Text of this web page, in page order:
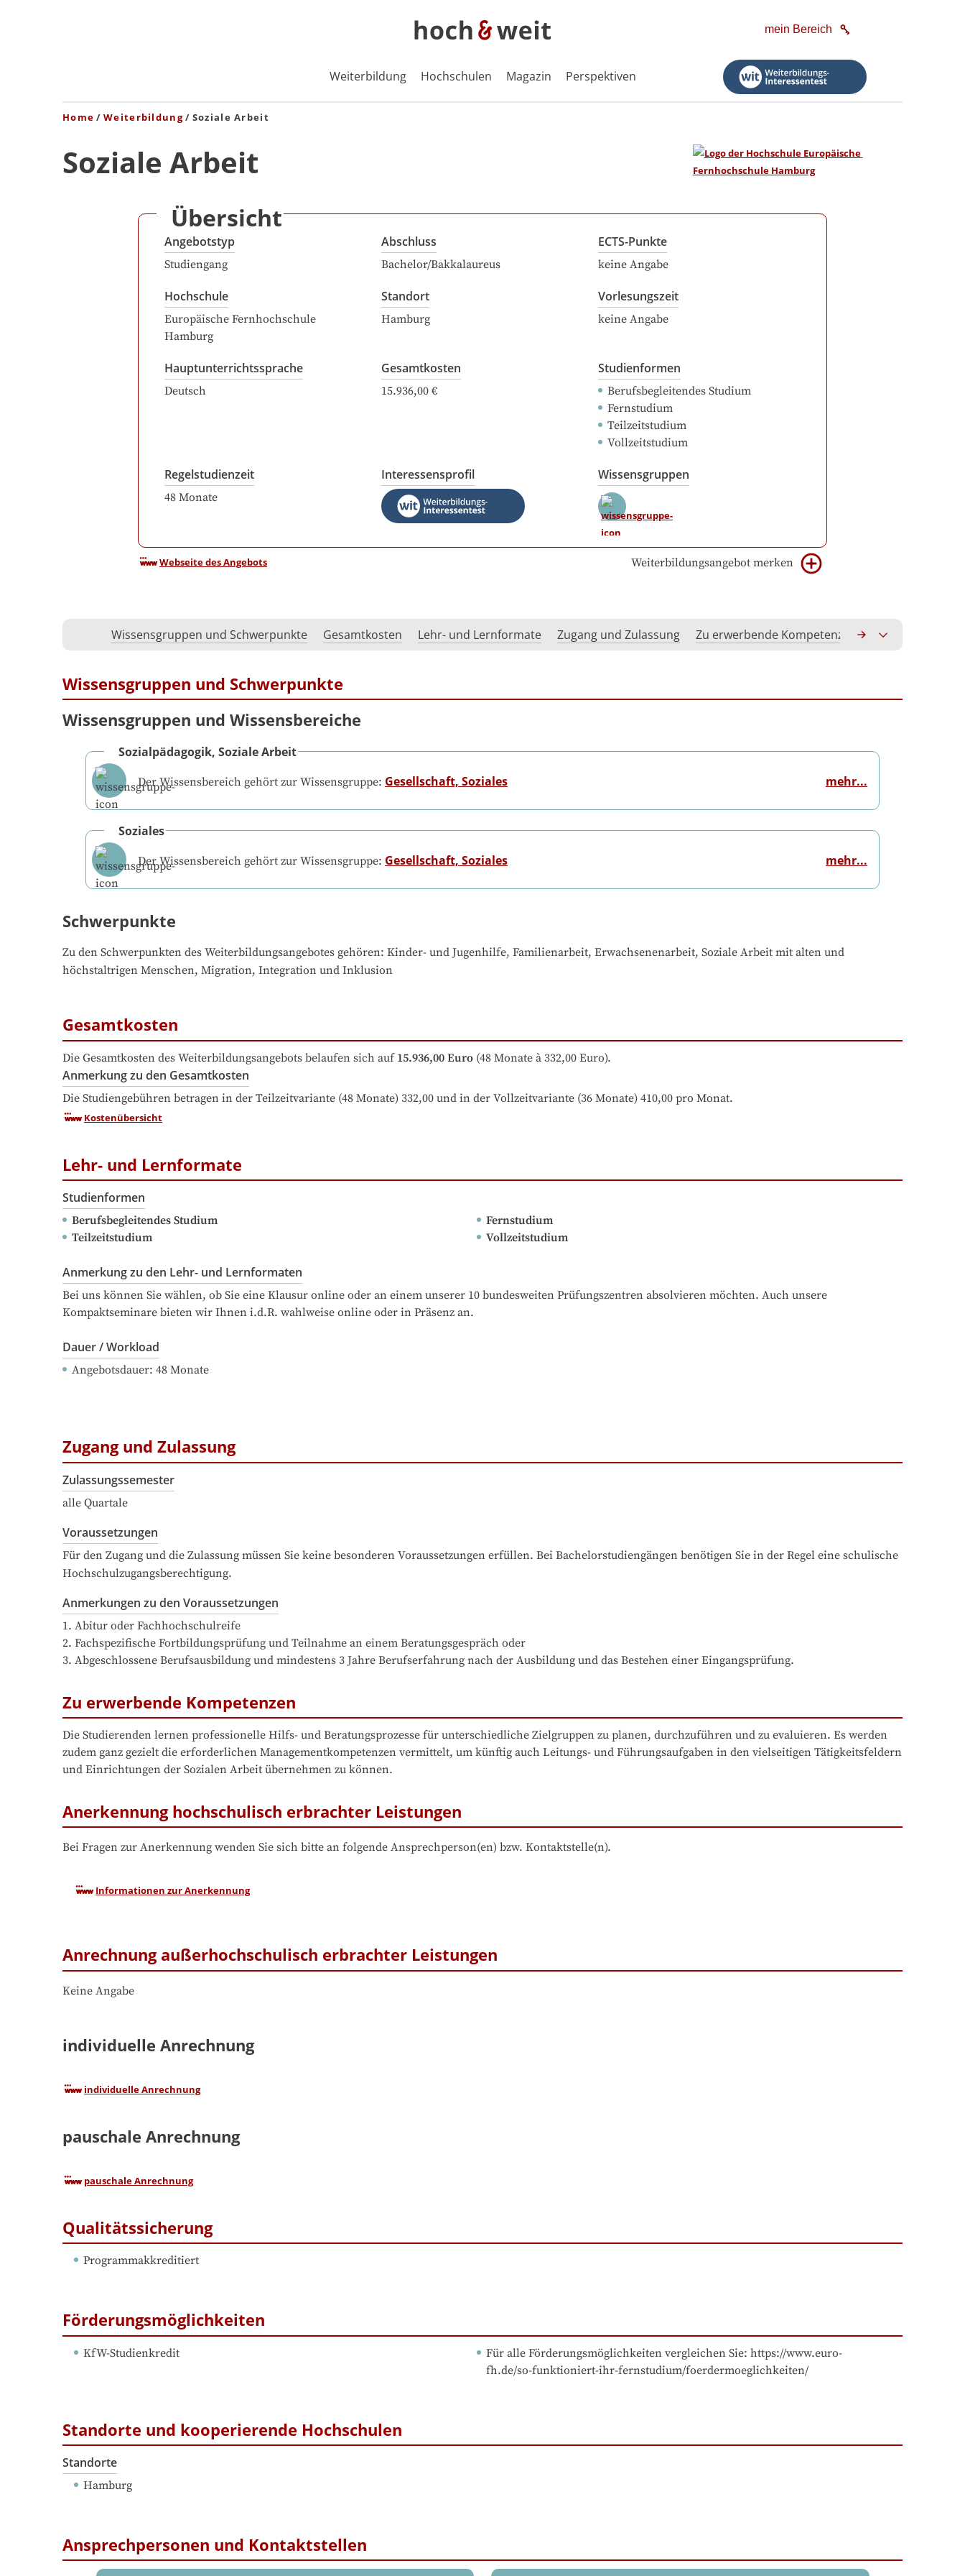
mein Bereich
Weiterbildung Hochschulen Magazin Perspektiven
Home Weiterbildung Soziale Arbeit
Soziale Arbeit
Übersicht
Angebotstyp
Studiengang
Abschluss
Bachelor/Bakkalaureus
ECTS-Punkte
keine Angabe
Hochschule
Europäische Fernhochschule
Hamburg
Standort
Hamburg
Vorlesungszeit
keine Angabe
Hauptunterrichtssprache
Deutsch
Gesamtkosten
15.936,00 €
Studienformen
Berufsbegleitendes Studium
Fernstudium
Teilzeitstudium
Vollzeitstudium
Regelstudienzeit
48 Monate
Interessensprofil Wissensgruppen
Webseite des Angebots Weiterbildungsangebot merken
Wissensgruppen und Schwerpunkte Gesamtkosten Lehr- und Lernformate Zugang und Zulassung Zu erwerbende Kompetenzen Anerkennung
Wissensgruppen und Schwerpunkte
Wissensgruppen und Wissensbereiche
Sozialpädagogik, Soziale Arbeit
Der Wissensbereich gehört zur Wissensgruppe: Gesellschaft, Soziales mehr...
Soziales
Der Wissensbereich gehört zur Wissensgruppe: Gesellschaft, Soziales mehr...
Schwerpunkte
Zu den Schwerpunkten des Weiterbildungsangebotes gehören: Kinder- und Jugenhilfe, Familienarbeit, Erwachsenenarbeit, Soziale Arbeit mit alten und
höchstaltrigen Menschen, Migration, Integration und Inklusion
Gesamtkosten
Die Gesamtkosten des Weiterbildungsangebots belaufen sich auf 15.936,00 Euro (48 Monate à 332,00 Euro).
Anmerkung zu den Gesamtkosten
Die Studiengebühren betragen in der Teilzeitvariante (48 Monate) 332,00 und in der Vollzeitvariante (36 Monate) 410,00 pro Monat.
Kostenübersicht
Lehr- und Lernformate
Studienformen
Berufsbegleitendes Studium
Fernstudium
Teilzeitstudium
Vollzeitstudium
Anmerkung zu den Lehr- und Lernformaten
Bei uns können Sie wählen, ob Sie eine Klausur online oder an einem unserer 10 bundesweiten Prüfungszentren absolvieren möchten. Auch unsere
Kompaktseminare bieten wir Ihnen i.d.R. wahlweise online oder in Präsenz an.
Dauer / Workload
Angebotsdauer: 48 Monate
Zugang und Zulassung
Zulassungssemester
alle Quartale
Voraussetzungen
Für den Zugang und die Zulassung müssen Sie keine besonderen Voraussetzungen erfüllen. Bei Bachelorstudiengängen benötigen Sie in der Regel eine schulische
Hochschulzugangsberechtigung.
Anmerkungen zu den Voraussetzungen
1. Abitur oder Fachhochschulreife
2. Fachspezifische Fortbildungsprüfung und Teilnahme an einem Beratungsgespräch oder
3. Abgeschlossene Berufsausbildung und mindestens 3 Jahre Berufserfahrung nach der Ausbildung und das Bestehen einer Eingangsprüfung.
Zu erwerbende Kompetenzen
Die Studierenden lernen professionelle Hilfs- und Beratungsprozesse für unterschiedliche Zielgruppen zu planen, durchzuführen und zu evaluieren. Es werden
zudem ganz gezielt die erforderlichen Managementkompetenzen vermittelt, um künftig auch Leitungs- und Führungsaufgaben in den vielseitigen Tätigkeitsfeldern
und Einrichtungen der Sozialen Arbeit übernehmen zu können.
Anerkennung hochschulisch erbrachter Leistungen
Bei Fragen zur Anerkennung wenden Sie sich bitte an folgende Ansprechperson(en) bzw. Kontaktstelle(n).
Informationen zur Anerkennung
Anrechnung außerhochschulisch erbrachter Leistungen
Keine Angabe
individuelle Anrechnung
individuelle Anrechnung
pauschale Anrechnung
pauschale Anrechnung
Qualitätssicherung
Programmakkreditiert
Förderungsmöglichkeiten
KfW-Studienkredit
Für alle Förderungsmöglichkeiten vergleichen Sie: https://www.euro-
fh.de/so-funktioniert-ihr-fernstudium/foerdermoeglichkeiten/
Standorte und kooperierende Hochschulen
Standorte
Hamburg
Ansprechpersonen und Kontaktstellen